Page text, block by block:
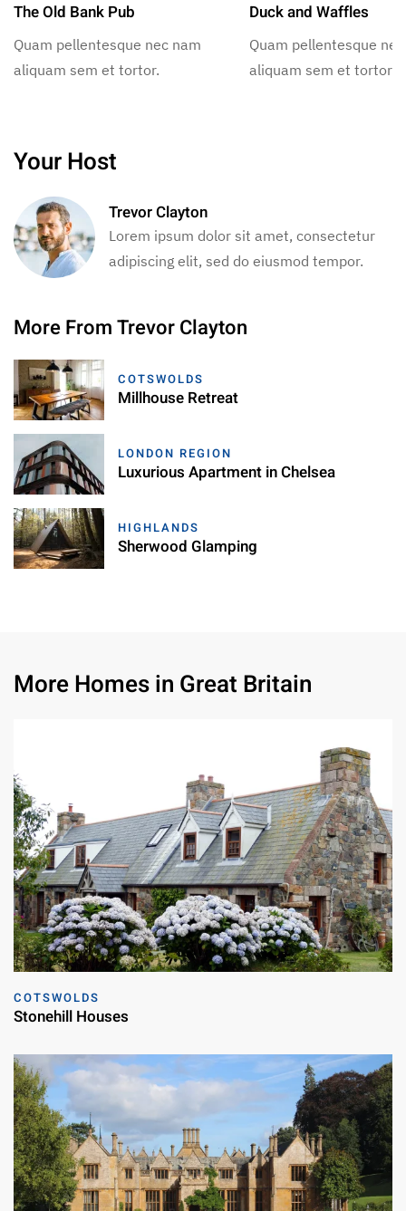
The Old Bank Pub
Quam pellentesque nec nam
aliquam sem et tortor.
Duck and Waffles
Quam pellentesque
aliquam sem et tortor.
Your Host
Trevor Clayton
Lorem ipsum dolor sit amet, consectetur
adipiscing elit, sed do eiusmod tempor.
More From Trevor Clayton
COTSWOLDS
Millhouse Retreat
LONDON REGION
Luxurious Apartment in Chelsea
HIGHLANDS
Sherwood Glamping
More Homes in Great Britain
COTSWOLDS
Stonehill Houses